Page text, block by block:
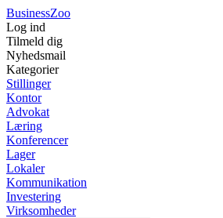
BusinessZoo
Log ind
Tilmeld dig
Nyhedsmail
Kategorier
Stillinger
Kontor
Advokat
Læring
Konferencer
Lager
Lokaler
Kommunikation
Investering
Virksomheder